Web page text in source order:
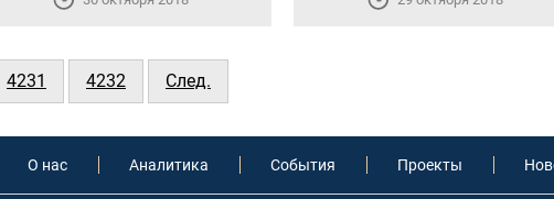
4231 4232 След.
О нас Аналитика События Проекты